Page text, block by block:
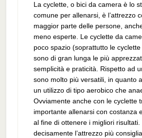
La cyclette, o bici da camera è lo
comune per allenarsi, è l’attrezzo
maggior parte delle persone,
meno esperte. Le cyclette da
poco spazio (soprattutto le
sono di gran lunga le più
semplicità e praticità. Rispetto ad
sono molto più versatili, in quanto
un utilizzo di tipo aerobico che
Ovviamente anche con le cyclette
importante allenarsi con costanza
al fine di ottenere i migliori
decisamente l’attrezzo più